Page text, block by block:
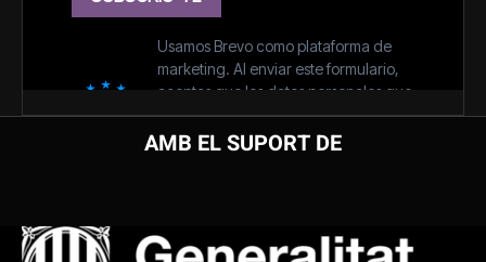
AMB EL SUPORT DE